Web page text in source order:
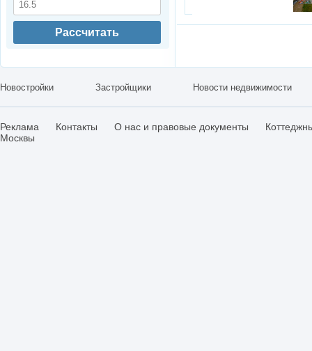
Рассчитать
Новостройки Застройщики Новости недвижимости
Реклама Контакты О нас и правовые документы
Москвы